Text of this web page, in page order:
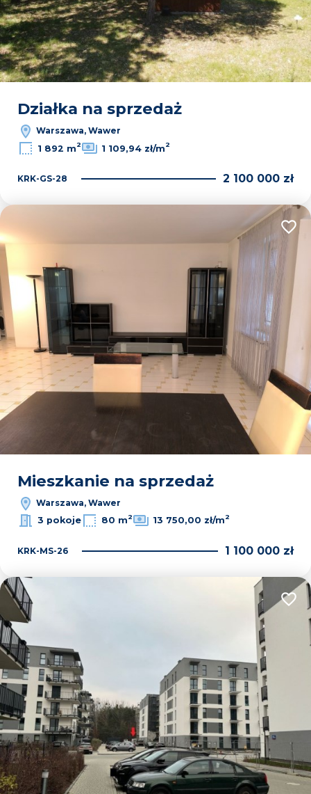
Działka na sprzedaż
Warszawa, Wawer
1 892 m2 1 109,94 zł/m2
KRK-GS-28 2 100 000 zł
Mieszkanie na sprzedaż
Warszawa, Wawer
3 pokoje
80 m2 13 750,00 zł/m2
KRK-MS-26 1 100 000 zł